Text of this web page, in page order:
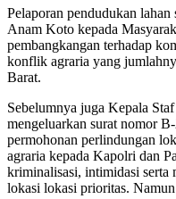
Pelaporan pendudukan
Anam Koto kepada
pembangkangan terhadap
konflik agraria yang
Barat.
Sebelumnya juga Kepala
mengeluarkan surat nomor
permohonan perlindungan
agraria kepada Kapolri dan
kriminalisasi, intimidasi serta
lokasi lokasi prioritas.